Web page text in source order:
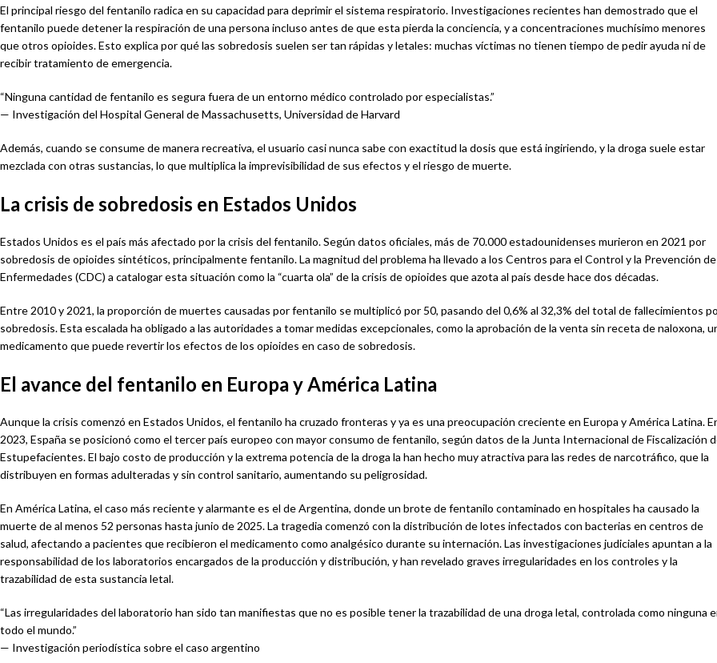
El principal riesgo del fentanilo radica en su capacidad para deprimir el sistema respiratorio. Investigaciones recientes han demostrado que el
fentanilo puede detener la respiración de una persona incluso antes de que esta pierda la conciencia, y a concentraciones muchísimo menores
que otros opioides. Esto explica por qué las sobredosis suelen ser tan rápidas y letales: muchas víctimas no tienen tiempo de pedir ayuda ni de
recibir tratamiento de emergencia.
“Ninguna cantidad de fentanilo es segura fuera de un entorno médico controlado por especialistas.”
— Investigación del Hospital General de Massachusetts, Universidad de Harvard
Además, cuando se consume de manera recreativa, el usuario casi nunca sabe con exactitud la dosis que está ingiriendo, y la droga suele estar
mezclada con otras sustancias, lo que multiplica la imprevisibilidad de sus efectos y el riesgo de muerte.
La crisis de sobredosis en Estados Unidos
Estados Unidos es el país más afectado por la crisis del fentanilo. Según datos oficiales, más de 70.000 estadounidenses murieron en 2021 por
sobredosis de opioides sintéticos, principalmente fentanilo. La magnitud del problema ha llevado a los Centros para el Control y la Prevención de
Enfermedades (CDC) a catalogar esta situación como la “cuarta ola” de la crisis de opioides que azota al país desde hace dos décadas.
Entre 2010 y 2021, la proporción de muertes causadas por fentanilo se multiplicó por 50, pasando del 0,6% al 32,3% del total de fallecimientos
sobredosis. Esta escalada ha obligado a las autoridades a tomar medidas excepcionales, como la aprobación de la venta sin receta de naloxona,
medicamento que puede revertir los efectos de los opioides en caso de sobredosis.
El avance del fentanilo en Europa y América Latina
Aunque la crisis comenzó en Estados Unidos, el fentanilo ha cruzado fronteras y ya es una preocupación creciente en Europa y América Latina.
2023, España se posicionó como el tercer país europeo con mayor consumo de fentanilo, según datos de la Junta Internacional de Fiscalización
Estupefacientes. El bajo costo de producción y la extrema potencia de la droga la han hecho muy atractiva para las redes de narcotráfico, que la
distribuyen en formas adulteradas y sin control sanitario, aumentando su peligrosidad.
En América Latina, el caso más reciente y alarmante es el de Argentina, donde un brote de fentanilo contaminado en hospitales ha causado la
muerte de al menos 52 personas hasta junio de 2025. La tragedia comenzó con la distribución de lotes infectados con bacterias en centros de
salud, afectando a pacientes que recibieron el medicamento como analgésico durante su internación. Las investigaciones judiciales apuntan a la
responsabilidad de los laboratorios encargados de la producción y distribución, y han revelado graves irregularidades en los controles y la
trazabilidad de esta sustancia letal.
“Las irregularidades del laboratorio han sido tan manifiestas que no es posible tener la trazabilidad de una droga letal, controlada como ninguna
todo el mundo.”
— Investigación periodística sobre el caso argentino